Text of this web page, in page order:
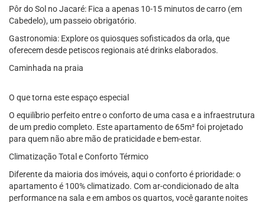
Pôr do Sol no Jacaré: Fica a apenas 10-15 minutos de carro (em
Cabedelo), um passeio obrigatório.
Gastronomia: Explore os quiosques sofisticados da orla, que
oferecem desde petiscos regionais até drinks elaborados.
Caminhada na praia
O que torna este espaço especial
O equilíbrio perfeito entre o conforto de uma casa e a infraestrutura
de um predio completo. Este apartamento de 65m² foi projetado
para quem não abre mão de praticidade e bem-estar.
Climatização Total e Conforto Térmico
Diferente da maioria dos imóveis, aqui o conforto é prioridade: o
apartamento é 100% climatizado. Com ar-condicionado de alta
performance na sala e em ambos os quartos, você garante noites